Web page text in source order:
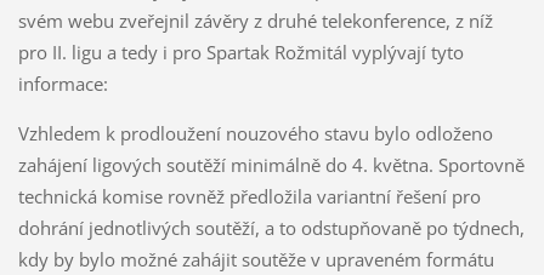
svém webu zveřejnil závěry z druhé telekonference, z níž
pro II. ligu a tedy i pro Spartak Rožmitál vyplývají tyto
informace:
Vzhledem k prodloužení nouzového stavu bylo odloženo
zahájení ligových soutěží minimálně do 4. května. Sportovně
technická komise rovněž předložila variantní řešení pro
dohrání jednotlivých soutěží, a to odstupňovaně po týdnech,
kdy by bylo možné zahájit soutěže v upraveném formátu